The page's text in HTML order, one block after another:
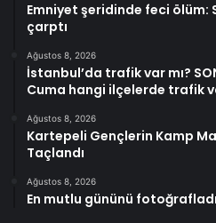
Emniyet şeridinde feci ölüm:
çarptı
Ağustos 8, 2026
İstanbul’da trafik var mı?
Cuma hangi ilçelerde trafik
Ağustos 8, 2026
Kartepeli Gençlerin Kamp
Taçlandı
Ağustos 8, 2026
En mutlu gününü